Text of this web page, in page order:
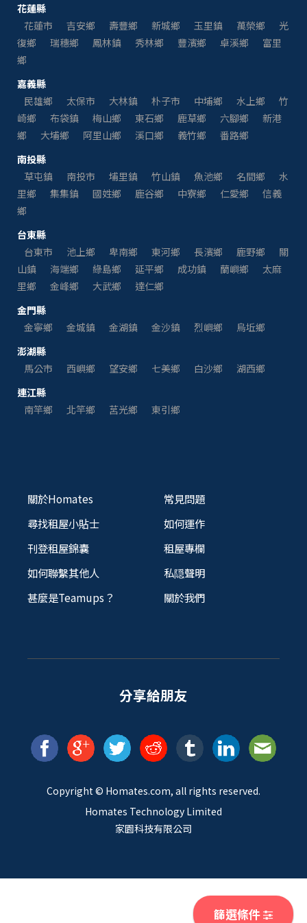
篩選條件
花蓮縣
花蓮市
吉安鄉 壽豐鄉 新城鄉 玉里鎮 萬榮鄉
光
復鄉
瑞穗鄉 鳳林鎮 秀林鄉 豐濱鄉 卓溪鄉
富里
鄉
嘉義縣
民雄鄉
太保市 大林鎮 朴子市 中埔鄉 水上鄉
竹
崎鄉
布袋鎮 梅山鄉 東石鄉 鹿草鄉 六腳鄉
新港
鄉
大埔鄉 阿里山鄉 溪口鄉 義竹鄉
番路鄉
南投縣
草屯鎮
南投市 埔里鎮 竹山鎮 魚池鄉 名間鄉
水
里鄉
集集鎮 國姓鄉 鹿谷鄉 中寮鄉 仁愛鄉
信義
鄉
台東縣
台東市
池上鄉 卑南鄉 東河鄉 長濱鄉 鹿野鄉
關
山鎮
海端鄉 綠島鄉 延平鄉 成功鎮 蘭嶼鄉
太麻
里鄉
金峰鄉 大武鄉
達仁鄉
金門縣
金寧鄉
金城鎮 金湖鎮 金沙鎮 烈嶼鄉
烏坵鄉
澎湖縣
馬公市
西嶼鄉 望安鄉 七美鄉 白沙鄉
湖西鄉
連江縣
南竿鄉
北竿鄉 莒光鄉 東引鄉
關於Homates
尋找租屋小貼士
刊登租屋錦囊
如何聯繫其他人
甚麼是Teamups？
常見問題
如何運作
租屋專欄
私隠聲明
關於我們
分享給朋友
Copyright © Homates.com, all rights reserved.
Homates Technology Limited
家園科技有限公司